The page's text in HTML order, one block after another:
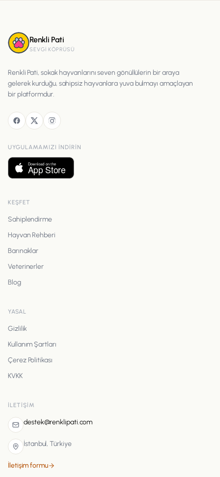
Renkli Pati
SEVGI KÖPRÜSÜ
Renkli Pati, sokak hayvanlarını seven gönüllülerin bir araya
gelerek kurduğu, sahipsiz hayvanlara yuva bulmayı amaçlayan
bir platformdur.
UYGULAMAMIZI INDIRIN
KEŞFET
Sahiplendirme
Hayvan Rehberi
Barınaklar
Veterinerler
Blog
YASAL
Gizlilik
Kullanım Şartları
Çerez Politikası
KVKK
İLETIŞIM
destek@renklipati.com
İstanbul, Türkiye
İletişim formu